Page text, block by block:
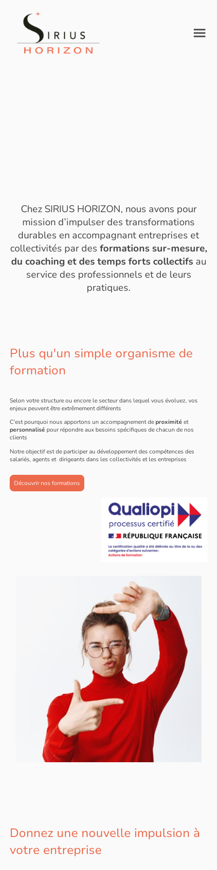
Chez SIRIUS HORIZON, nous avons pour
mission d’impulser des transformations
durables en accompagnant entreprises et
collectivités par des formations sur-mesure,
du coaching et des temps forts collectifs au
service des professionnels et de leurs
pratiques.
Plus qu'un simple organisme de
formation
Selon votre structure ou encore le secteur dans lequel vous évoluez, vos
enjeux peuvent être extrêmement différents
C'est pourquoi nous apportons un accompagnement deproximité et
personnalisé pour répondre aux besoins spécifiques de chacun de nos
clients
Notre objectif est de participer au développement des compétences des
salariés, agents et dirigeants dans les collectivités et les entreprises
Découvrir nos formations
Donnez une nouvelle impulsion à
votre entreprise